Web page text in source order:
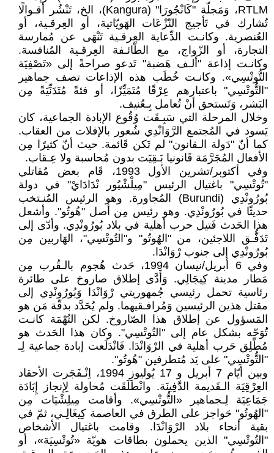
RTLM، وَمَجلّة "كَانْجُورَا" (Kangura)، الخ، تَنْشُر أقـوالًا
تُشارك في تَأجيج النّزْعَات الهَويّاتية، أو العِرقـية، أو
العُنصرية. وكانـت الدِّعاية العِرقـية تَنْهَى عن مُمارسة
التجارة، أو الزّواج، مع الطّائـفة العِرقـية المُنافسة.
وكانـت إذاعة "ألـف هَضبة" تَدعو صراحةً إلى «تَصْفِيَة
التُّوتْسِي». وكانـت خُطَب هذه الإذاعات تصف جماهير
"التُّوتْسِي" باعتبارهم عِرْقًا مُتَمَيِّزًا، أو فئةً مُتَدَنِّيَةً مِن
البَشر، وَتَستحق أنْ تُعامل بِـعُنيف.
وخلال المرحلة التي سَبِـقَت وُقُوع الإبادة الجماعية، كان
يَسود في المُجتمع الرَّوَانْدِي شُعور بالإفلات من العقاب.
كما أنّ "دَولة الـقانون" لم تَكن قَائمة. حيث أنّ كثيرًا مِن
الأفعال المُجَرَّمَة قَانونيا بَـقِيَت بدون مُحاسبة ولا عِـقاب.
وفي أكتوبر/تشرين الأول 1993، قَام بعض مُقاتلي
"تُوتْسِي" باغتيال الرئيس "مِيلْشْيُور نْدَادَايْ" في دولة
بُورُونْدِي (Burundi) المُجاورة. وهو الرئيس المُنـتخب
حديثًا في بُورُونْدِي. وهو رئيس مِن أصل "هُوتُو". وأشعل
هذا الحَدث فَتيل حرب أهلية في بلاد بُورُونْدِي. وأدّى إلى
تَدَفُّـق اللاجئين، من "الهُوتُو" و"التُوتْسِي"، الهَاربين مِن
بُورُونْدِي إلى جنوب رْوَانْدَا.
وفي 6 أبريل/نيسان 1994، حَدث هُجوم بالـقُرب مِن
مَطار مدينة كِيجَالِي. وَأَدَّى إطلاق صاروخ على طائرة
رئاسية تحمل رئيسي جُمهوريتي رْوَانْدَا وَبُورُونْدِي إلى
مقتل هذين الرئيسين وَمُرافـقيهما. ولم يُحَدَّد بدقّة مَن هو
المَسؤول عن إطلاق هذا الصّاروخ. لكن التُهْمَة كانـت
تُُوَجّه بشكل عام إلى "التُوتْسِي". وكان هذا الحَدث هو
مُطْلِق حَرب أهلية في الرْوَانْدَا. فَانْدَلَعت إبادة جماعية لِـ
"التُّوتْسِي" على يَد مُتطرفين "هُوتُو".
وبين أيّام 7 أبريل و 17 يُوليوز 1994، اِنْـفَجَرت الأحقاد
العِرْقِيَة الـقَديمة الدَّفِينَة. وانْطَلَقَت مُحاولة لِإنجاز إِبَادَة
جَمَاعِيَة لِـجماهير «التُّوتْسِي». وأقامت مِيلِشْيَات مِن
"الهُوتُو" حَواجز على الطرق في العاصمة كِيغَالِـي، ثمّ في
بقية أنحاء بلاد الرْوَانْدَا. وقامت باغتيال الأشخاص
"التُوتْسِي" الذين يحملون بطاقات هويّة «تُوتْسِيَة»، أو